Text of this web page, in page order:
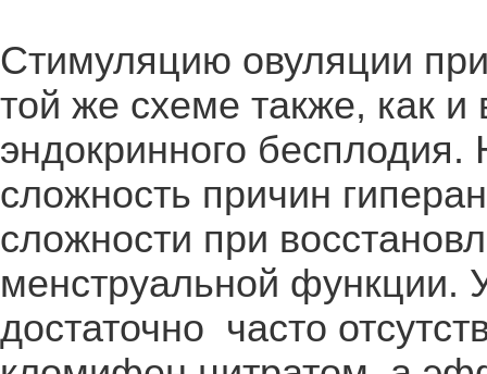
Стимуляцию овуляции
той же схеме также, как
эндокринного
сложность причин
сложности при
менструальной функции.
достаточно часто